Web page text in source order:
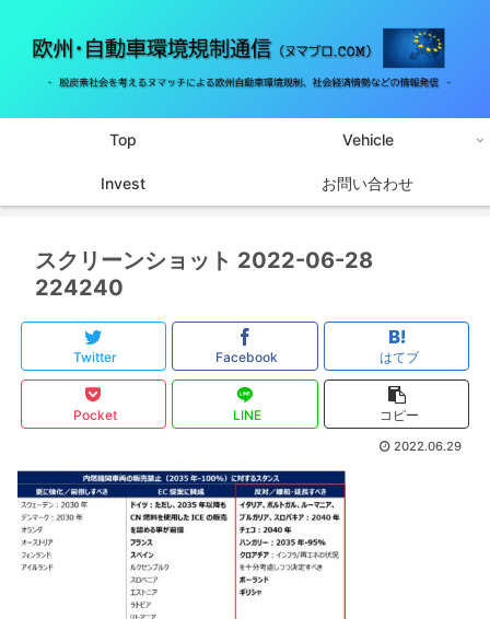
Top Vehicle
Invest お問い合わせ
スクリーンショット 2022-06-28
224240
Twitter Facebook はてブ
Pocket LINE コピー
2022.06.29